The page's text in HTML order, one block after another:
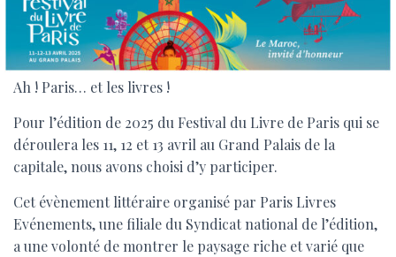
Ah ! Paris… et les livres !
Pour l’édition de 2025 du Festival du Livre de Paris qui se
déroulera les 11, 12 et 13 avril au Grand Palais de la
capitale, nous avons choisi d’y participer.
Cet évènement littéraire organisé par Paris Livres
Evénements, une filiale du Syndicat national de l’édition,
a une volonté de montrer le paysage riche et varié que